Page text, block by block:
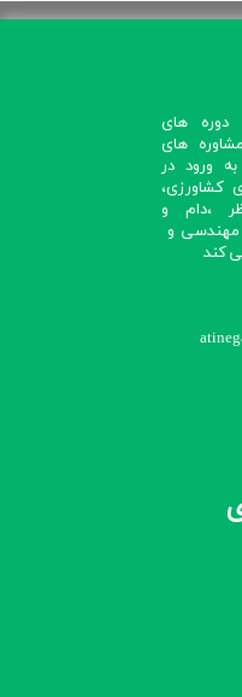
دوره های
های
به ورود در
کشاورزی،
،دام و
مهندسی و
کند​​​​​​​